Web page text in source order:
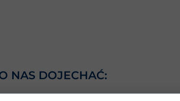
NAS DOJECHAĆ: